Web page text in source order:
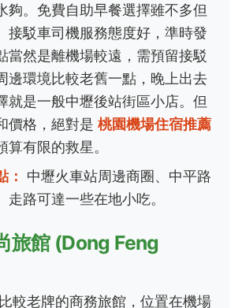
夠。免費自助早餐選擇雖不多但
接駁車司機服務態度好，準時發
當然是離機場較遠，需預留接駁
邊環境比較老舊一點，晚上出去
就是一般中壢後站街區小店。但
價格，絕對是 桃園機場住宿推薦
算有限的救星。
：
中壢火車站周邊商圈、中平路
走路可達一些在地小吃。
旅館 (Dong Feng
比較老牌的商務旅館，位置在機場